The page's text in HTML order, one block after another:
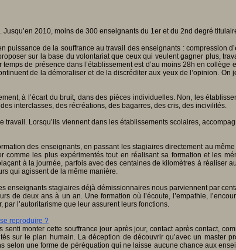
2010, moins de 300 enseignants du 1er et du 2nd degré
de la souffrance au travail des enseignants : compression
sur la base du volontariat que ceux qui veulent gagner plus,
de présence dans l’établissement est d’au moins 28h en
de la démoraliser et de la discréditer aux yeux de l’opinion.
à l’écart du bruit, dans des pièces individuelles. Non, les
interclasses, des récréations, des bagarres, des cris, des incivilités.
Lorsqu’ils viennent dans les établissements scolaires,
des enseignants, en passant les stagiaires directement au
les plus expérimentés tout en réalisant sa formation et les
à la journée, parfois avec des centaines de kilomètres à réaliser
qui agissent de la même manière.
enseignants stagiaires déjà démissionnaires nous parviennent par
de deux ans à un an. Une formation où l’écoute, l’empathie,
l’autoritarisme que leur assurent leurs fonctions.
reproduire ?
monter cette souffrance jour après jour, contact après contact,
sur le plan humain. La déception de découvrir qu’avec un master
selon une forme de péréquation qui ne laisse aucune chance aux